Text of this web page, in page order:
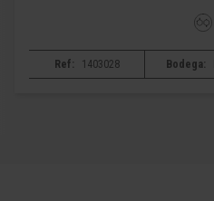
Ref: 1403028 Bodega: